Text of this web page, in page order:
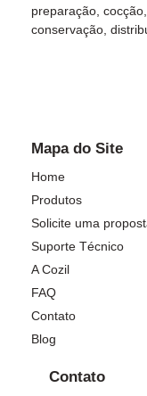
preparação,
conservação,
Mapa do Site
Home
Produtos
Solicite uma
Suporte Técnico
A Cozil
FAQ
Contato
Blog
Contato